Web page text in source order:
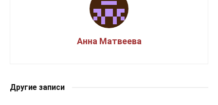
Анна Матвеева
Другие записи